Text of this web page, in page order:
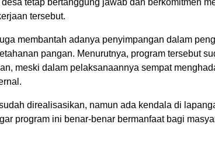
tetap bertanggung jawab dan berkomitmen
tersebut.
membantah adanya penyimpangan dalam
pangan. Menurutnya, program tersebut
meski dalam pelaksanaannya sempat
direalisasikan, namun ada kendala di
program ini benar-benar bermanfaat bagi